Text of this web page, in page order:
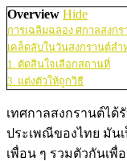
Overview Hide
การเฉลิมฉลอง ศกาลสงกร
เคล็ดลับในวันสงกรานต์สำ
1. ตัดสินใจเลือกสถานที่
3. แต่งตัวให้ถูกวิธี
เทศกาลสงกรานต์ได้
ประเพณีของไทย มัน
เพื่อน ๆ รวมตัวกันเพื่